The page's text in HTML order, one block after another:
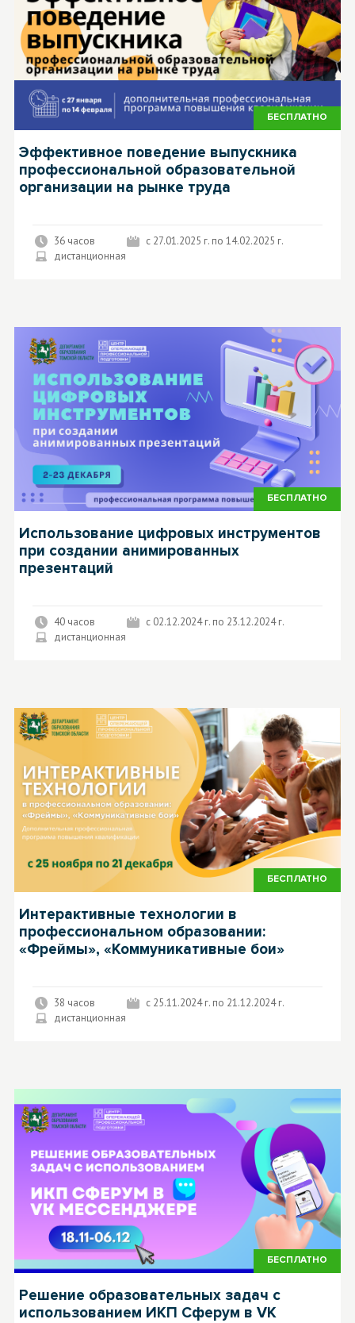
БЕСПЛАТНО
Эффективное поведение выпускника
профессиональной образовательной
организации на рынке труда
36 часов
с 27.01.2025 г. по 14.02.2025 г.
дистанционная
БЕСПЛАТНО
Использование цифровых инструментов
при создании анимированных
презентаций
40 часов
с 02.12.2024 г. по 23.12.2024 г.
дистанционная
БЕСПЛАТНО
Интерактивные технологии в
профессиональном образовании:
«Фреймы», «Коммуникативные бои»
38 часов
с 25.11.2024 г. по 21.12.2024 г.
дистанционная
БЕСПЛАТНО
Решение образовательных задач с
использованием ИКП Сферум в VK